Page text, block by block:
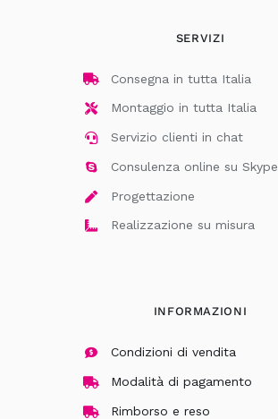
SERVIZI
Consegna in tutta Italia
Montaggio in tutta Italia
Servizio clienti in chat
Consulenza online su Skype
Progettazione
Realizzazione su misura
INFORMAZIONI
Condizioni di vendita
Modalità di pagamento
Rimborso e reso